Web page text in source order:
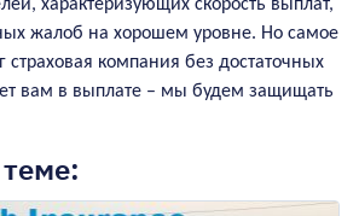
такси
характеризующих скорость выплат,
жалоб на хорошем уровне. Но самое
страховая компания без достаточных
вам в выплате – мы будем защищать